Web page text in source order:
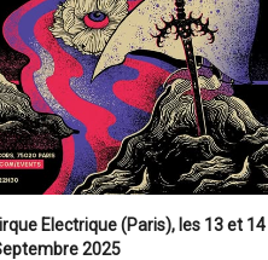
Electrique (Paris), les 13 et 14
2025